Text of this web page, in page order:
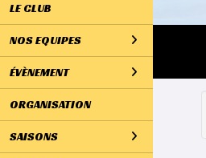
LE CLUB
NOS EQUIPES
ÉVÈNEMENT
ORGANISATION
SAISONS